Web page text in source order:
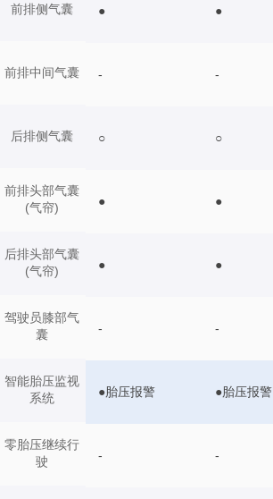
前排侧气囊
前排中间气囊
后排侧气囊
前排头部气囊
(气帘)
后排头部气囊
(气帘)
驾驶员膝部气
囊
智能胎压监视
系统
零胎压继续行
驶
● ●
- -
○ ○
● ●
● ●
- -
●胎压报警 ●胎压报警
- -